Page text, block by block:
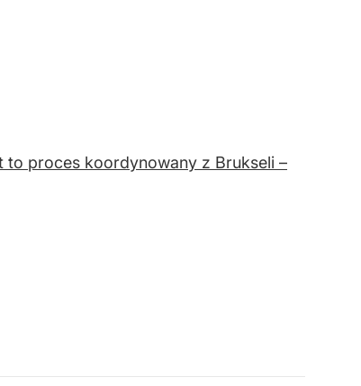
proces koordynowany z Brukseli –